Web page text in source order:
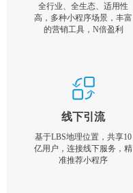
全行业、全生态、适用性
高，多种小程序场景，丰富
的营销工具，N倍盈利
线下引流
基于LBS地理位置，共享10
亿用户，连接线下服务，精
准推荐小程序